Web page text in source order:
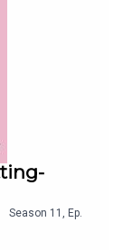
Season 11 , Ep.